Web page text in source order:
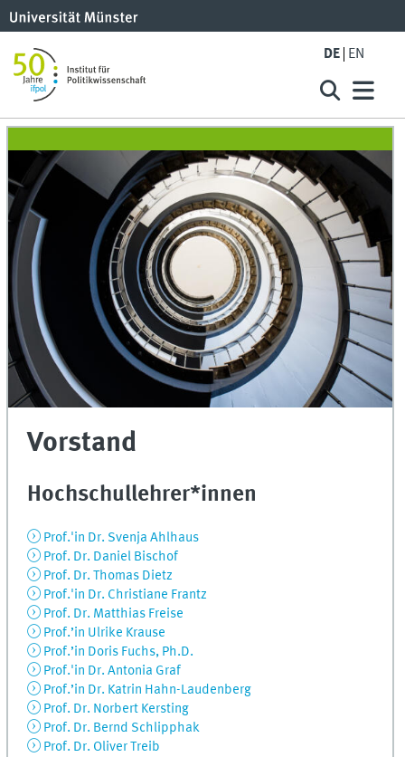
DE EN
Vorstand
Hochschullehrer*innen
Prof.'in Dr. Svenja Ahlhaus
Prof. Dr. Daniel Bischof
Prof. Dr. Thomas Dietz
Prof.'in Dr. Christiane Frantz
Prof. Dr. Matthias Freise
Prof.’in Ulrike Krause
Prof.’in Doris Fuchs, Ph.D.
Prof.'in Dr. Antonia Graf
Prof.’in Dr. Katrin Hahn-Laudenberg
Prof. Dr. Norbert Kersting
Prof. Dr. Bernd Schlipphak
Prof. Dr. Oliver Treib